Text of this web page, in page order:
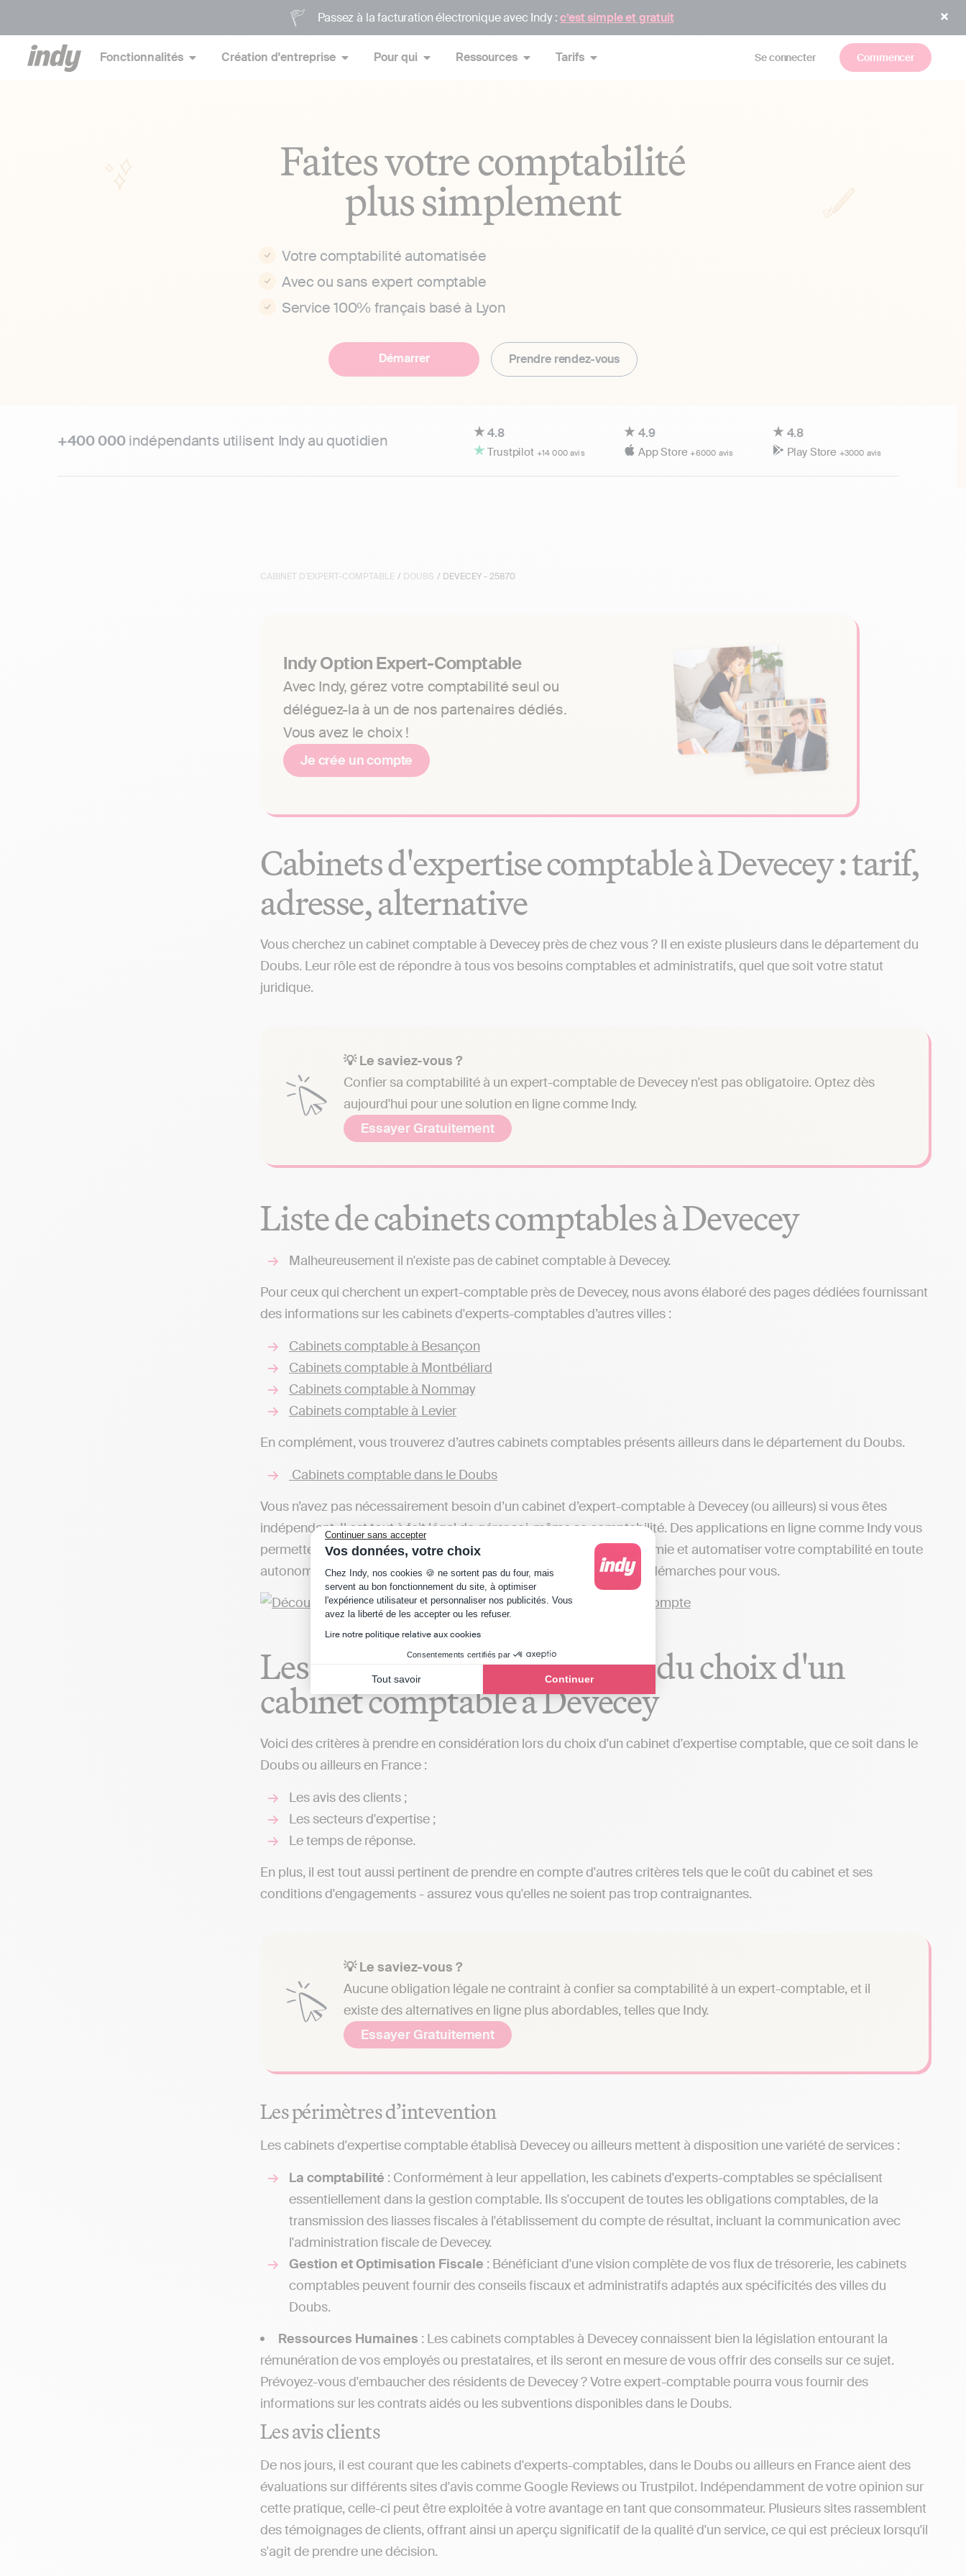
Continuer sans accepter
Vos données, votre choix
Plateforme de Gestion du Consentement : Personnalisez vos Options
Chez Indy, nos cookies 🍪 ne sortent pas du four, mais
servent au bon fonctionnement du site, à optimiser
l'expérience utilisateur et personnaliser nos publicités. Vous
avez la liberté de les accepter ou les refuser.
Lire notre politique relative aux cookies
Consentements certifiés par
Tout savoir Continuer
Axeptio consent
Passez à la facturation électronique avec Indy :c’est simple et gratuit
Fonctionnalités Création d'entreprise Pour qui Ressources Tarifs Se connecter Commencer
Faites votre comptabilité
plus simplement
Votre comptabilité automatisée
Avec ou sans expert comptable
Service 100% français basé à Lyon
Démarrer Prendre rendez-vous
+400 000indépendants utilisent Indy au quotidien 4.8
Trustpilot +14 000 avis
4.9
App Store+6000 avis
4.8
Play Store +3000 avis
CABINET D'EXPERT-COMPTABLE / DOUBS / DEVECEY - 25870
Indy Option Expert-Comptable
Avec Indy, gérez votre comptabilité seul ou
déléguez-la à un de nos partenaires dédiés.
Vous avez le choix !
Je crée un compte
Cabinets d'expertise comptable à Devecey : tarif,
adresse, alternative
Vous cherchez un cabinet comptable à Devecey près de chez vous ? Il en existe plusieurs dans le département du
Doubs. Leur rôle est de répondre à tous vos besoins comptables et administratifs, quel que soit votre statut
juridique.
💡 Le saviez-vous ?
Confier sa comptabilité à un expert-comptable de Devecey n'est pas obligatoire. Optez dès
aujourd'hui pour une solution en ligne comme Indy.
Essayer Gratuitement
Liste de cabinets comptables à Devecey
Malheureusement il n'existe pas de cabinet comptable à Devecey.
Pour ceux qui cherchent un expert-comptable près de Devecey, nous avons élaboré des pages dédiées fournissant
des informations sur les cabinets d'experts-comptables d’autres villes :
Cabinets comptable à Besançon
Cabinets comptable à Montbéliard
Cabinets comptable à Nommay
Cabinets comptable à Levier
En complément, vous trouverez d’autres cabinets comptables présents ailleurs dans le département du Doubs.
Cabinets comptable dans le Doubs
Vous n’avez pas nécessairement besoin d’un cabinet d’expert-comptable à Devecey (ou ailleurs) si vous êtes
indépendant. Il est tout à fait légal de gérer soi-même sa comptabilité. Des applications en ligne comme Indy vous
permettent de transmettre les déclarations fiscales en toute autonomie et automatiser votre comptabilité en toute
autonomie, à l’inverse des cabinets comptables qui réaliseront ces démarches pour vous.
Les critères à considérer lors du choix d'un
cabinet comptable à Devecey
Voici des critères à prendre en considération lors du choix d'un cabinet d'expertise comptable, que ce soit dans le
Doubs ou ailleurs en France :
Les avis des clients ;
Les secteurs d'expertise ;
Le temps de réponse.
En plus, il est tout aussi pertinent de prendre en compte d'autres critères tels que le coût du cabinet et ses
conditions d'engagements - assurez vous qu'elles ne soient pas trop contraignantes.
💡 Le saviez-vous ?
Aucune obligation légale ne contraint à confier sa comptabilité à un expert-comptable, et il
existe des alternatives en ligne plus abordables, telles que Indy.
Essayer Gratuitement
Les périmètres d’intevention
Les cabinets d'expertise comptable établisà Devecey ou ailleurs mettent à disposition une variété de services :
La comptabilité : Conformément à leur appellation, les cabinets d'experts-comptables se spécialisent
essentiellement dans la gestion comptable. Ils s'occupent de toutes les obligations comptables, de la
transmission des liasses fiscales à l'établissement du compte de résultat, incluant la communication avec
l'administration fiscale de Devecey.
Gestion et Optimisation Fiscale : Bénéficiant d'une vision complète de vos flux de trésorerie, les cabinets
comptables peuvent fournir des conseils fiscaux et administratifs adaptés aux spécificités des villes du
Doubs.
Ressources Humaines : Les cabinets comptables à Devecey connaissent bien la législation entourant la
rémunération de vos employés ou prestataires, et ils seront en mesure de vous offrir des conseils sur ce sujet.
Prévoyez-vous d'embaucher des résidents de Devecey ? Votre expert-comptable pourra vous fournir des
informations sur les contrats aidés ou les subventions disponibles dans le Doubs.
Les avis clients
De nos jours, il est courant que les cabinets d'experts-comptables, dans le Doubs ou ailleurs en France aient des
évaluations sur différents sites d'avis comme Google Reviews ou Trustpilot. Indépendamment de votre opinion sur
cette pratique, celle-ci peut être exploitée à votre avantage en tant que consommateur. Plusieurs sites rassemblent
des témoignages de clients, offrant ainsi un aperçu significatif de la qualité d'un service, ce qui est précieux lorsqu'il
s'agit de prendre une décision.